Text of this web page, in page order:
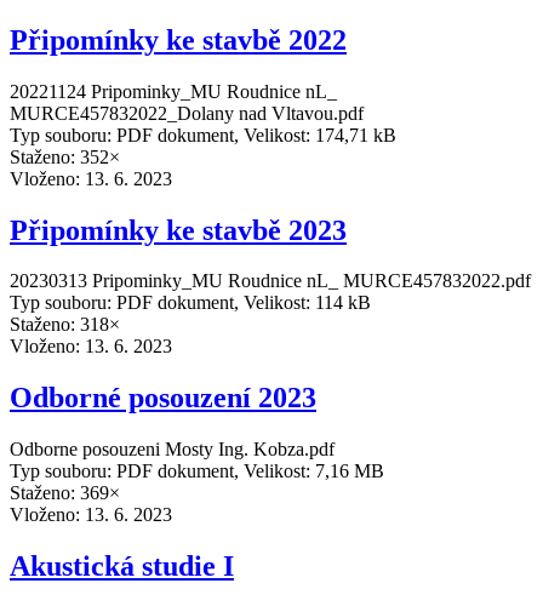
Připomínky ke stavbě 2022
20221124 Pripominky_MU Roudnice nL_
MURCE457832022_Dolany nad Vltavou.pdf
Typ souboru: PDF dokument, Velikost: 174,71 kB
Staženo: 352×
Vloženo: 13. 6. 2023
Připomínky ke stavbě 2023
20230313 Pripominky_MU Roudnice nL_ MURCE457832022.pdf
Typ souboru: PDF dokument, Velikost: 114 kB
Staženo: 318×
Vloženo: 13. 6. 2023
Odborné posouzení 2023
Odborne posouzeni Mosty Ing. Kobza.pdf
Typ souboru: PDF dokument, Velikost: 7,16 MB
Staženo: 369×
Vloženo: 13. 6. 2023
Akustická studie I